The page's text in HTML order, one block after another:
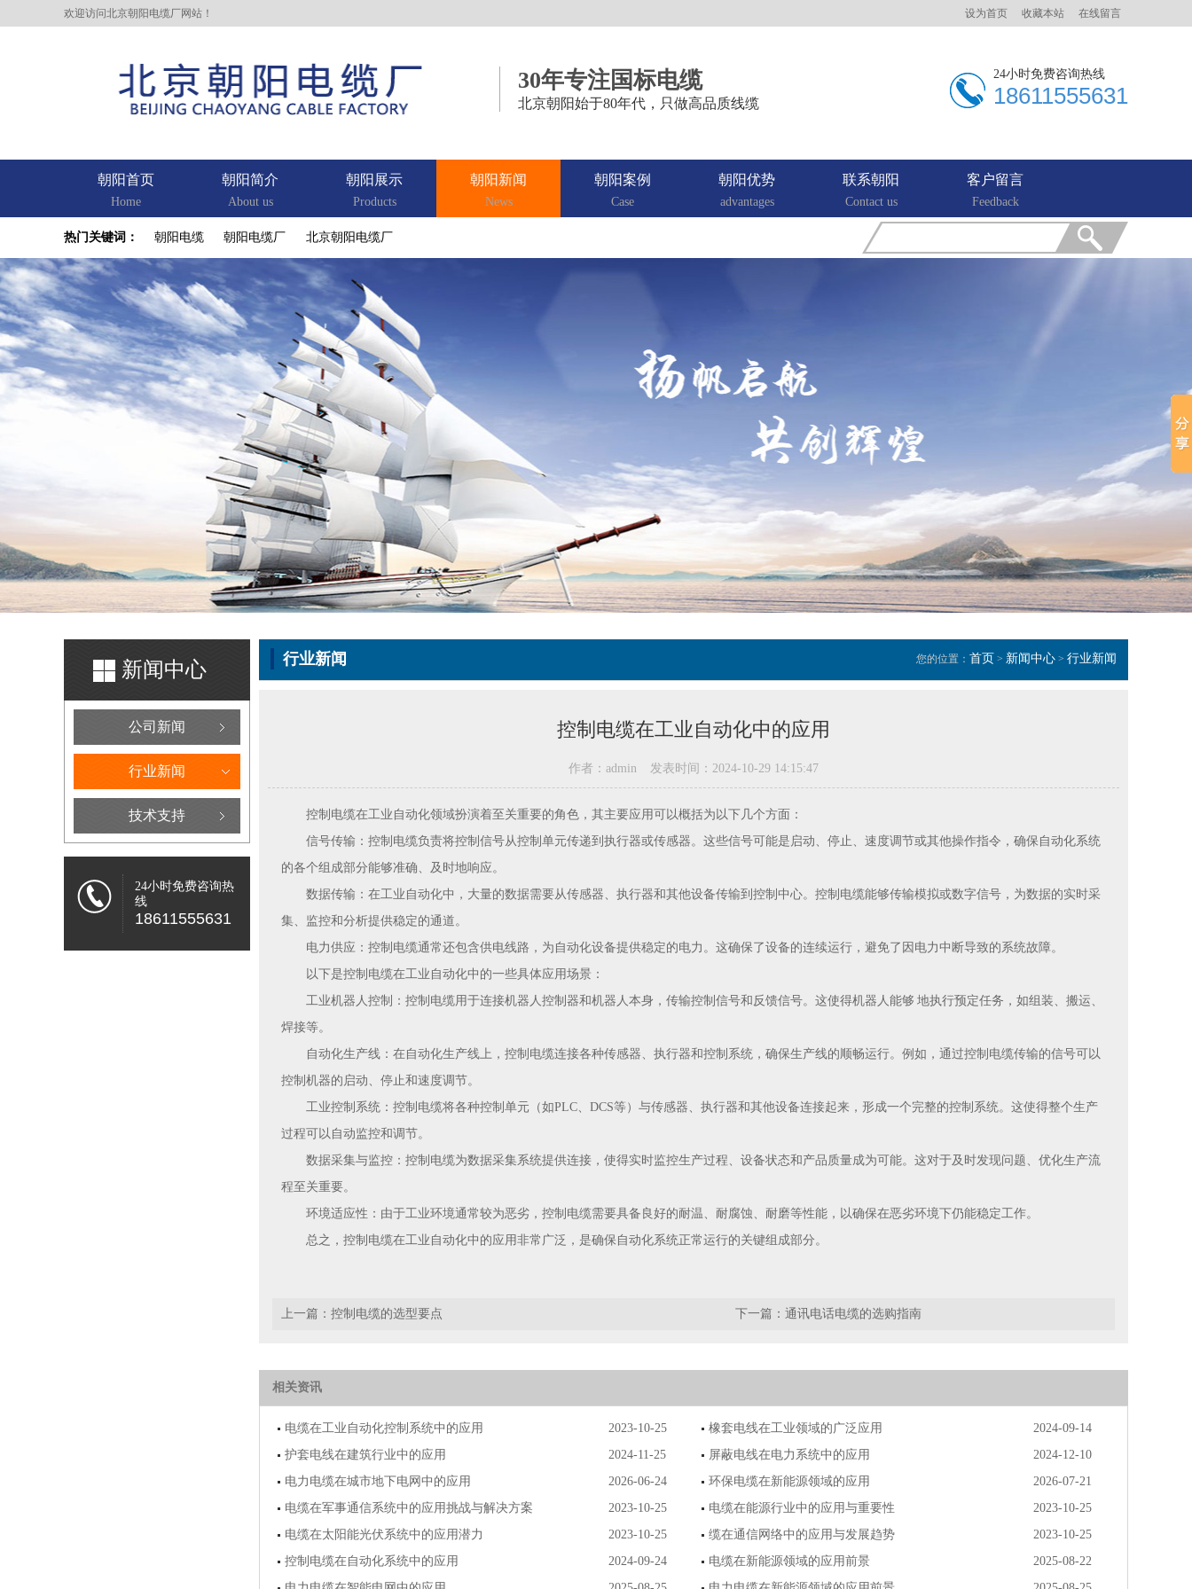
欢迎访问北京朝阳电缆厂网站！ 设为首页 收藏本站 在线留言
30年专注国标电缆
北京朝阳始于80年代，只做高品质线缆
24小时免费咨询热线
18611555631
朝阳首页
Home
朝阳简介
About us
朝阳展示
Products
朝阳新闻
News
朝阳案例
Case
朝阳优势
advantages
联系朝阳
Contact us
客户留言
Feedback
热门关键词： 朝阳电缆 朝阳电缆厂 北京朝阳电缆厂
新闻中心
公司新闻
行业新闻
技术支持
24小时免费咨询热
线
18611555631
行业新闻 您的位置： 首页 > 新闻中心 > 行业新闻
控制电缆在工业自动化中的应用
作者：admin 发表时间：2024-10-29 14:15:47
控制电缆在工业自动化领域扮演着至关重要的角色，其主要应用可以概括为以下几个方面：
信号传输：控制电缆负责将控制信号从控制单元传递到执行器或传感器。这些信号可能是启动、停止、速度调节或其他操作指令，确保自动化系统
的各个组成部分能够准确、及时地响应。
数据传输：在工业自动化中，大量的数据需要从传感器、执行器和其他设备传输到控制中心。控制电缆能够传输模拟或数字信号，为数据的实时采
集、监控和分析提供稳定的通道。
电力供应：控制电缆通常还包含供电线路，为自动化设备提供稳定的电力。这确保了设备的连续运行，避免了因电力中断导致的系统故障。
以下是控制电缆在工业自动化中的一些具体应用场景：
工业机器人控制：控制电缆用于连接机器人控制器和机器人本身，传输控制信号和反馈信号。这使得机器人能够 地执行预定任务，如组装、搬运、
焊接等。
自动化生产线：在自动化生产线上，控制电缆连接各种传感器、执行器和控制系统，确保生产线的顺畅运行。例如，通过控制电缆传输的信号可以
控制机器的启动、停止和速度调节。
工业控制系统：控制电缆将各种控制单元（如PLC、DCS等）与传感器、执行器和其他设备连接起来，形成一个完整的控制系统。这使得整个生产
过程可以自动监控和调节。
数据采集与监控：控制电缆为数据采集系统提供连接，使得实时监控生产过程、设备状态和产品质量成为可能。这对于及时发现问题、优化生产流
程至关重要。
环境适应性：由于工业环境通常较为恶劣，控制电缆需要具备良好的耐温、耐腐蚀、耐磨等性能，以确保在恶劣环境下仍能稳定工作。
总之，控制电缆在工业自动化中的应用非常广泛，是确保自动化系统正常运行的关键组成部分。
上一篇： 控制电缆的选型要点 下一篇： 通讯电话电缆的选购指南
相关资讯
2023-10-25
电缆在工业自动化控制系统中的应用 2024-09-14
橡套电线在工业领域的广泛应用
2024-11-25
护套电线在建筑行业中的应用 2024-12-10
屏蔽电线在电力系统中的应用
2026-06-24
电力电缆在城市地下电网中的应用 2026-07-21
环保电缆在新能源领域的应用
2023-10-25
电缆在军事通信系统中的应用挑战与解决方案 2023-10-25
电缆在能源行业中的应用与重要性
2023-10-25
电缆在太阳能光伏系统中的应用潜力 2023-10-25
缆在通信网络中的应用与发展趋势
2024-09-24
控制电缆在自动化系统中的应用 2025-08-22
电缆在新能源领域的应用前景